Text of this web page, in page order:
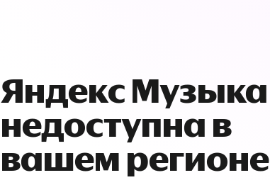
Яндекс Музыка
недоступна в
вашем регионе